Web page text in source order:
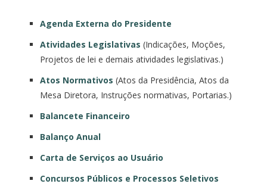
Agenda Externa do Presidente
Atividades Legislativas (Indicações, Moções,
Projetos de lei e demais atividades legislativas.)
Atos Normativos (Atos da Presidência, Atos da
Mesa Diretora, Instruções normativas, Portarias.)
Balancete Financeiro
Balanço Anual
Carta de Serviços ao Usuário
Concursos Públicos e Processos Seletivos